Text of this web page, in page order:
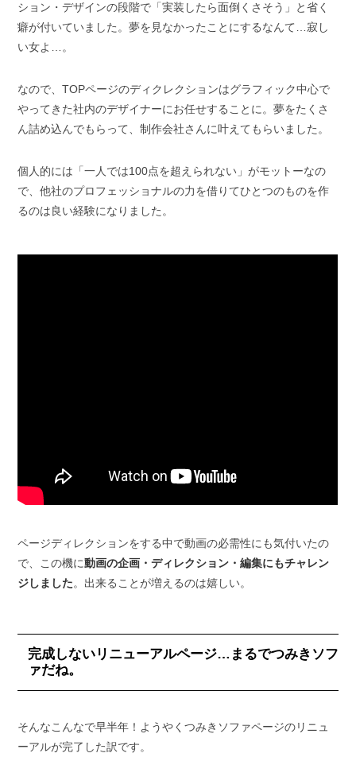
ション・デザインの段階で「実装したら面倒くさそう」と省く
癖が付いていました。夢を見なかったことにするなんて…寂し
い女よ…。
なので、TOPページのディクレクションはグラフィック中心で
やってきた社内のデザイナーにお任せすることに。夢をたくさ
ん詰め込んでもらって、制作会社さんに叶えてもらいました。
個人的には「一人では100点を超えられない」がモットーなの
で、他社のプロフェッショナルの力を借りてひとつのものを作
るのは良い経験になりました。
ページディレクションをする中で動画の必需性にも気付いたの
で、この機に動画の企画・ディレクション・編集にもチャレン
ジしました。出来ることが増えるのは嬉しい。
完成しないリニューアルページ…まるでつみきソフ
ァだね。
そんなこんなで早半年！ようやくつみきソファページのリニュ
ーアルが完了した訳です。